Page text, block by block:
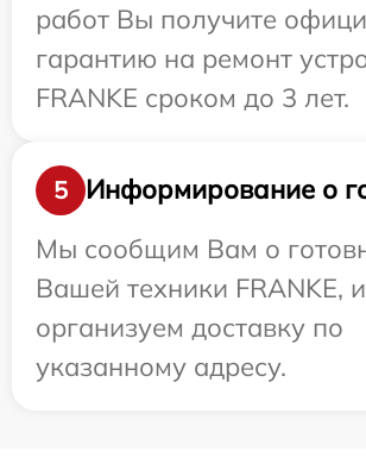
работ Вы получите
гарантию на ремонт
FRANKE сроком до 3 лет.
5
Информирование о
Мы сообщим Вам о
Вашей техники FRANKE,
организуем доставку по
указанному адресу.